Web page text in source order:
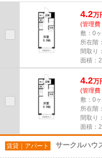
4.2万
(管理費
敷：0
所在階
間取り
面積：
4.2万
(管理費
敷：0
所在階
間取り
面積：
賃貸｜アパート サークルハウ